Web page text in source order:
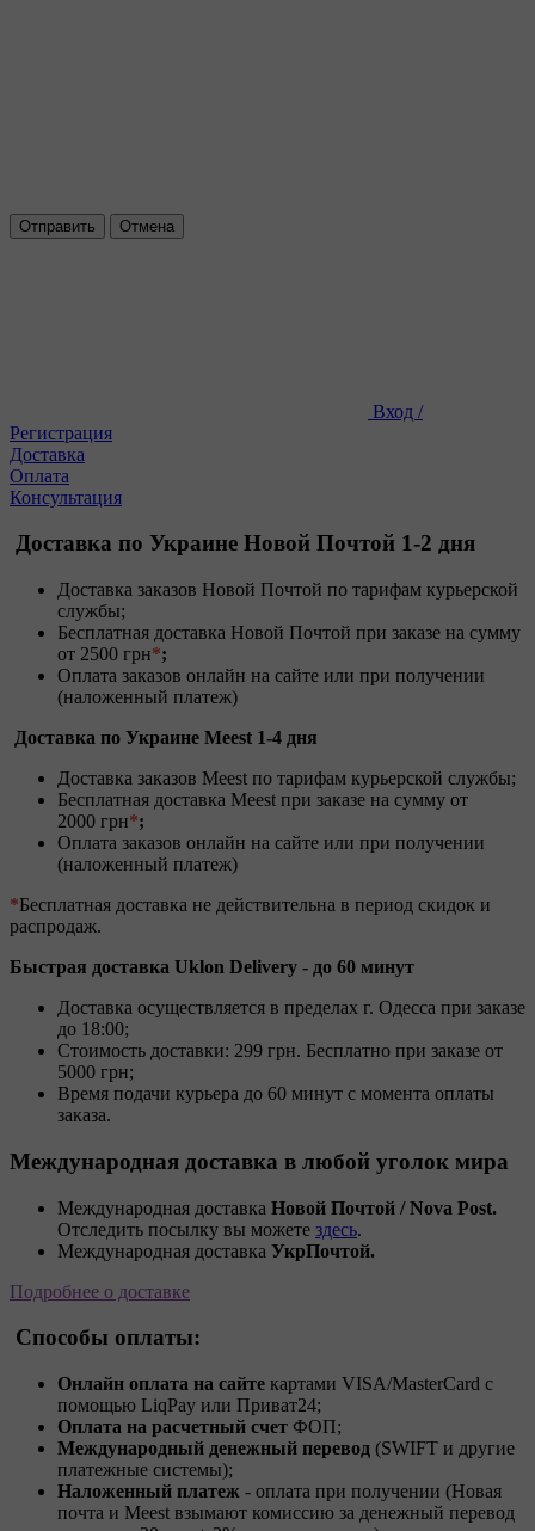
Отправить Отмена
Вход /
Регистрация
Доставка
Оплата
Консультация
Доставка по Украине Новой Почтой 1-2 дня
Доставка заказов Новой Почтой по тарифам курьерской
службы;
Бесплатная доставка Новой Почтой при заказе на сумму
от 2500 грн*;
Оплата заказов онлайн на сайте или при получении
(наложенный платеж)
Доставка по Украине Meest 1-4 дня
Доставка заказов Meest по тарифам курьерской службы;
Бесплатная доставка Meest при заказе на сумму от
2000 грн*;
Оплата заказов онлайн на сайте или при получении
(наложенный платеж)
*Бесплатная доставка не действительна в период скидок и
распродаж.
Быстрая доставка Uklon Delivery - до 60 минут
Доставка осуществляется в пределах г. Одесса при заказе
до 18:00;
Стоимость доставки: 299 грн. Бесплатно при заказе от
5000 грн;
Время подачи курьера до 60 минут с момента оплаты
заказа.
Международная доставка в любой уголок мира
Международная доставка Новой Почтой / Nova Post.
Отследить посылку вы можете здесь.
Международная доставка УкрПочтой.
Подробнее о доставке
Способы оплаты:
Онлайн оплата на сайте картами VISA/MasterCard с
помощью LiqPay или Приват24;
Оплата на расчетный счет ФОП;
Международный денежный перевод (SWIFT и другие
платежные системы);
Наложенный платеж - оплата при получении (Новая
почта и Meest взымают комиссию за денежный перевод